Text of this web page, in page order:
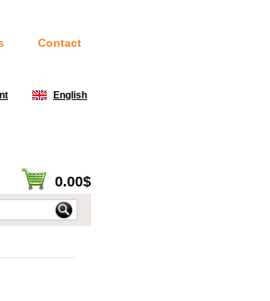
Contact
English
0.00$
/ Passer à la caisse